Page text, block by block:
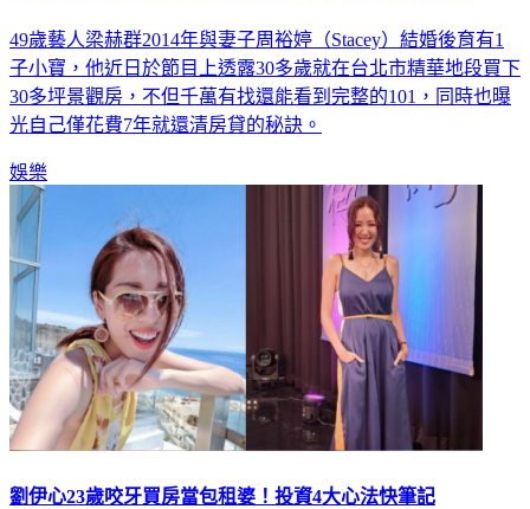
49歲藝人梁赫群2014年與妻子周裕婷（Stacey）結婚後育有1
子小寶，他近日於節目上透露30多歲就在台北市精華地段買下
30多坪景觀房，不但千萬有找還能看到完整的101，同時也曝
光自己僅花費7年就還清房貸的秘訣。
娛樂
劉伊心23歲咬牙買房當包租婆！投資4大心法快筆記